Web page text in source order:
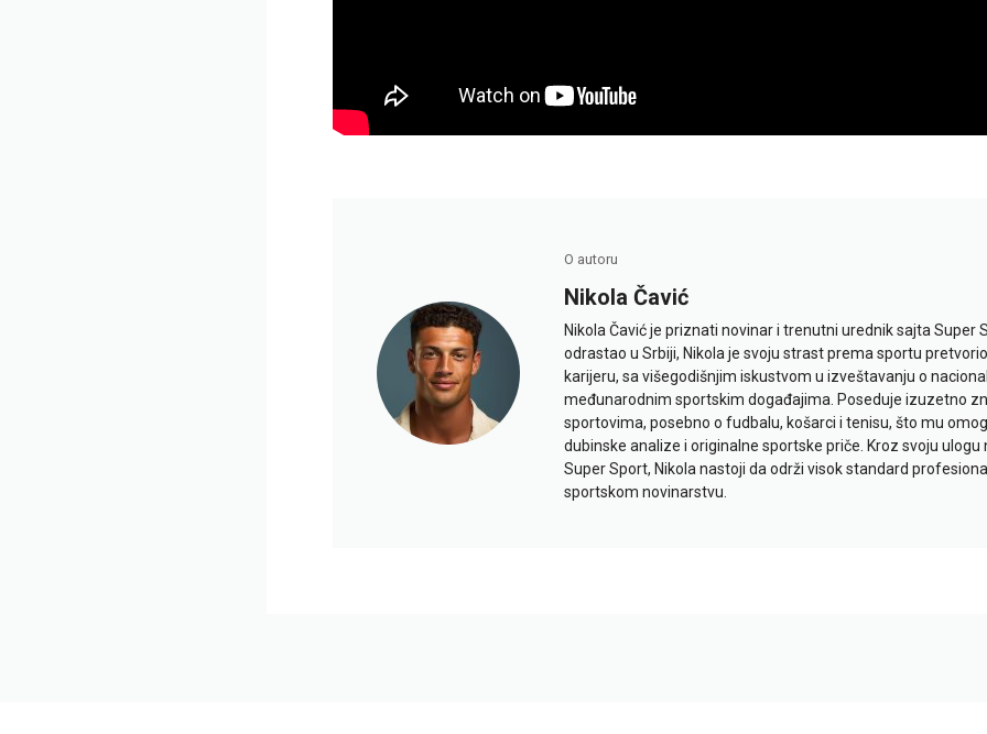
O autoru
Nikola Čavić
Nikola Čavić je priznati novinar i trenutni urednik sajta Super
odrastao u Srbiji, Nikola je svoju strast prema sportu
karijeru, sa višegodišnjim iskustvom u izveštavanju o
međunarodnim sportskim događajima. Poseduje izuzetno
sportovima, posebno o fudbalu, košarci i tenisu, što mu
dubinske analize i originalne sportske priče. Kroz svoju ulogu
Super Sport, Nikola nastoji da održi visok standard
sportskom novinarstvu.